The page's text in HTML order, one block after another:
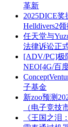
革新
2025DICE
Helldivers2
任天堂与
法律诉讼正
[ADV/PC]极
NEO[4G/百
子基金
新zoo预测
（电子竞技
《王国之泪